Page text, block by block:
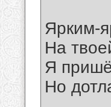
Ярким-
На
Я
Но